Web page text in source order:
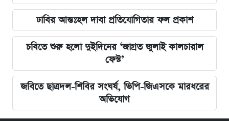
ঢাবির আন্তঃহল দাবা প্রতিযোগিতার ফল প্রকাশ
চবিতে শুরু হলো দুইদিনের ‘জাগ্রত জুলাই কালচারাল
ফেস্ট’
জবিতে ছাত্রদল-শিবির সংঘর্ষ, ভিপি-জিএসকে মারধরের
অভিযোগ